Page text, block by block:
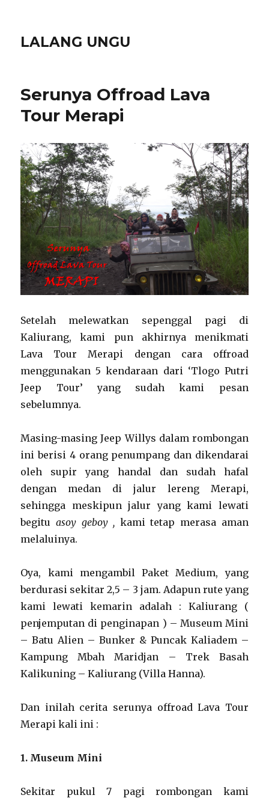
LALANG UNGU
Serunya Offroad Lava
Tour Merapi
Setelah melewatkan sepenggal pagi di
Kaliurang, kami pun akhirnya menikmati
Lava Tour Merapi dengan cara offroad
menggunakan 5 kendaraan dari ‘Tlogo Putri
Jeep Tour’ yang sudah kami pesan
sebelumnya.
Masing-masing Jeep Willys dalam rombongan
ini berisi 4 orang penumpang dan dikendarai
oleh supir yang handal dan sudah hafal
dengan medan di jalur lereng Merapi,
sehingga meskipun jalur yang kami lewati
begituasoy geboy, kami tetap merasa aman
melaluinya.
Oya, kami mengambil Paket Medium, yang
berdurasi sekitar 2,5 – 3 jam. Adapun rute yang
kami lewati kemarin adalah : Kaliurang (
penjemputan di penginapan ) – Museum Mini
– Batu Alien – Bunker & Puncak Kaliadem –
Kampung Mbah Maridjan – Trek Basah
Kalikuning – Kaliurang (Villa Hanna).
Dan inilah cerita serunya offroad Lava Tour
Merapi kali ini :
1. Museum Mini
Sekitar pukul 7 pagi rombongan kami